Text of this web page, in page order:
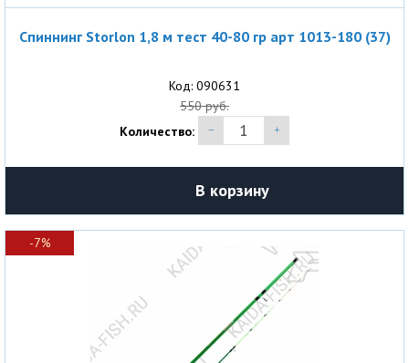
Спиннинг Storlon 1,8 м тест 40-80 гр арт 1013-180 (37)
Код: 090631
550 руб.
Количество:
В корзину
-7%